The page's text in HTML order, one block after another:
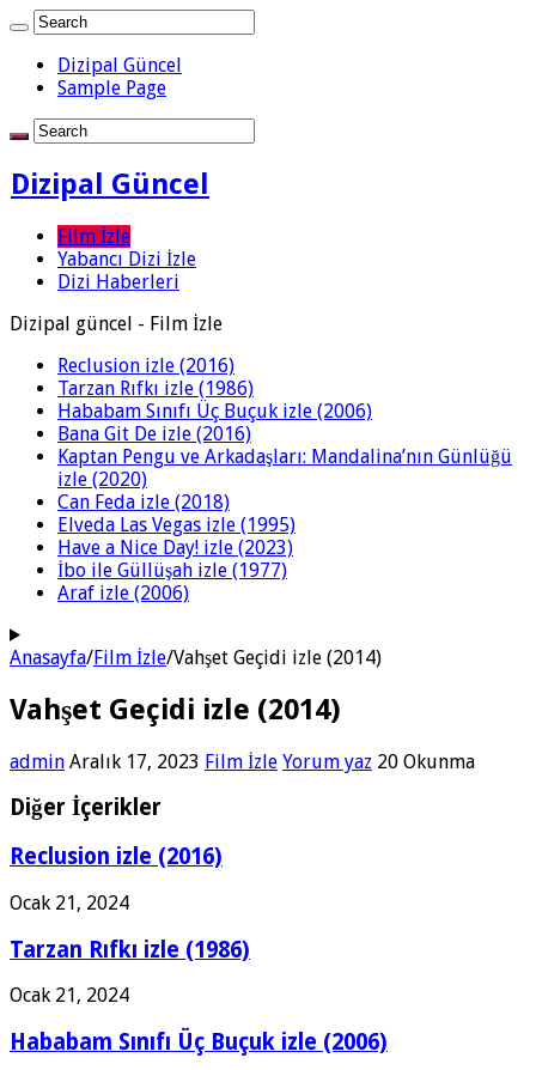
Dizipal Güncel
Sample Page
Dizipal Güncel
Film İzle
Yabancı Dizi İzle
Dizi Haberleri
Dizipal güncel - Film İzle
Reclusion izle (2016)
Tarzan Rıfkı izle (1986)
Hababam Sınıfı Üç Buçuk izle (2006)
Bana Git De izle (2016)
Kaptan Pengu ve Arkadaşları: Mandalina’nın Günlüğü
izle (2020)
Can Feda izle (2018)
Elveda Las Vegas izle (1995)
Have a Nice Day! izle (2023)
İbo ile Güllüşah izle (1977)
Araf izle (2006)
Anasayfa/Film İzle/Vahşet Geçidi izle (2014)
Vahşet Geçidi izle (2014)
admin Aralık 17, 2023 Film İzle Yorum yaz 20 Okunma
Diğer İçerikler
Reclusion izle (2016)
Ocak 21, 2024
Tarzan Rıfkı izle (1986)
Ocak 21, 2024
Hababam Sınıfı Üç Buçuk izle (2006)